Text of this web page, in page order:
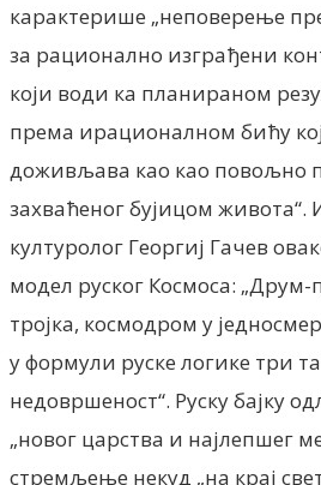
карактерише „неповерење
за рационално изграђени
који води ка планираном
према ирационалном бићу
доживљава као као повољно
захваћеног бујицом живота“.
културолог Георгиј Гачев
модел руског Космоса: „Друм-
тројка, космодром у
у формули руске логике три
недовршеност“. Руску бајку
„новог царства и најлепшег
стремљење некуд „на крај